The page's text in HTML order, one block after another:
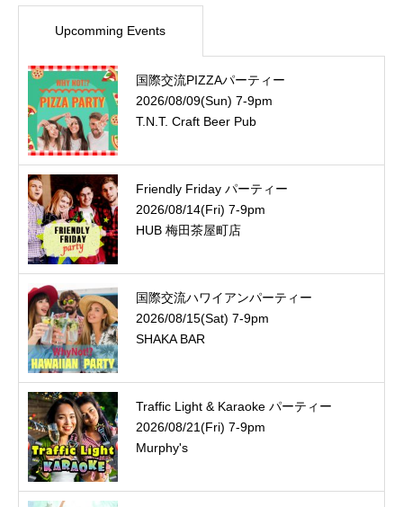
Upcomming Events
国際交流PIZZAパーティー
2026/08/09(Sun) 7-9pm
T.N.T. Craft Beer Pub
Friendly Friday パーティー
2026/08/14(Fri) 7-9pm
HUB 梅田茶屋町店
国際交流ハワイアンパーティー
2026/08/15(Sat) 7-9pm
SHAKA BAR
Traffic Light & Karaoke パーティー
2026/08/21(Fri) 7-9pm
Murphy's